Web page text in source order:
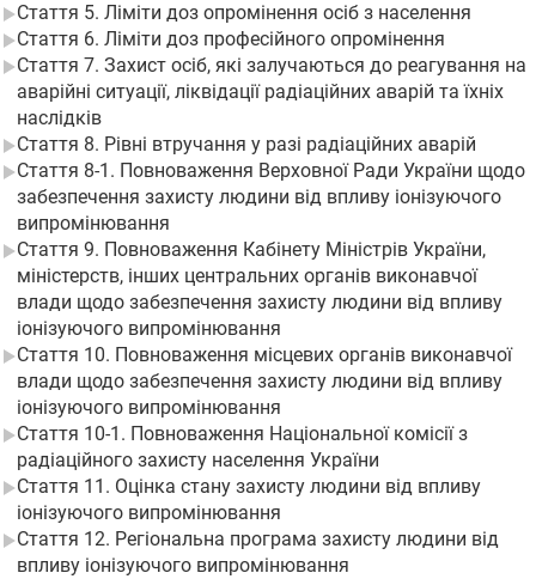
Стаття 5. Ліміти доз опромінення осіб з населення
Стаття 6. Ліміти доз професійного опромінення
Стаття 7. Захист осіб, які залучаються до реагування на
аварійні ситуації, ліквідації радіаційних аварій та їхніх
наслідків
Стаття 8. Рівні втручання у разі радіаційних аварій
Стаття 8-1. Повноваження Верховної Ради України щодо
забезпечення захисту людини від впливу іонізуючого
випромінювання
Стаття 9. Повноваження Кабінету Міністрів України,
міністерств, інших центральних органів виконавчої
влади щодо забезпечення захисту людини від впливу
іонізуючого випромінювання
Стаття 10. Повноваження місцевих органів виконавчої
влади щодо забезпечення захисту людини від впливу
іонізуючого випромінювання
Стаття 10-1. Повноваження Національної комісії з
радіаційного захисту населення України
Стаття 11. Оцінка стану захисту людини від впливу
іонізуючого випромінювання
Стаття 12. Регіональна програма захисту людини від
впливу іонізуючого випромінювання